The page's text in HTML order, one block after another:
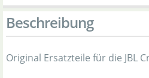
Beschreibung
Original Ersatzteile für die JBL